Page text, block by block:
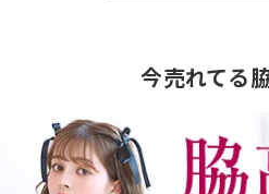
今売れてる